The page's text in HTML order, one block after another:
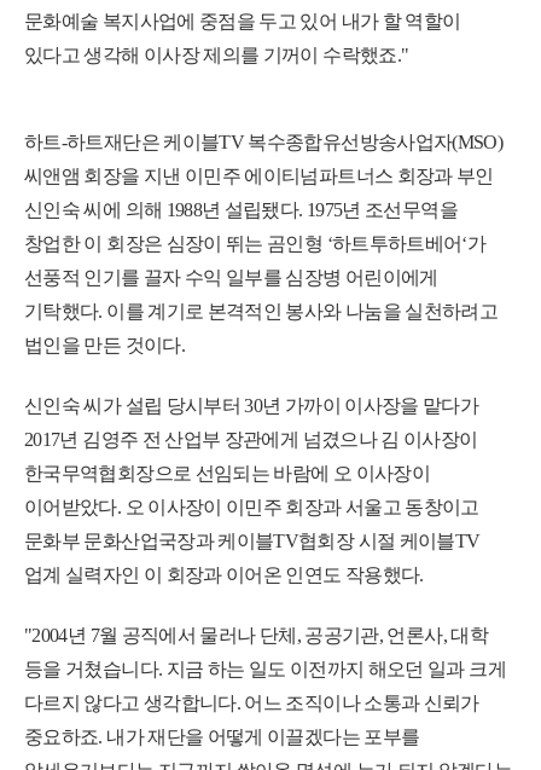
문화예술 복지사업에 중점을 두고 있어 내가 할 역할이
있다고 생각해 이사장 제의를 기꺼이 수락했죠."
하트-하트재단은 케이블TV 복수종합유선방송사업자(MSO)
씨앤앰 회장을 지낸 이민주 에이티넘파트너스 회장과 부인
신인숙 씨에 의해 1988년 설립됐다. 1975년 조선무역을
창업한 이 회장은 심장이 뛰는 곰인형 ‘하트투하트베어‘가
선풍적 인기를 끌자 수익 일부를 심장병 어린이에게
기탁했다. 이를 계기로 본격적인 봉사와 나눔을 실천하려고
법인을 만든 것이다.
신인숙 씨가 설립 당시부터 30년 가까이 이사장을 맡다가
2017년 김영주 전 산업부 장관에게 넘겼으나 김 이사장이
한국무역협회장으로 선임되는 바람에 오 이사장이
이어받았다. 오 이사장이 이민주 회장과 서울고 동창이고
문화부 문화산업국장과 케이블TV협회장 시절 케이블TV
업계 실력자인 이 회장과 이어온 인연도 작용했다.
"2004년 7월 공직에서 물러나 단체, 공공기관, 언론사, 대학
등을 거쳤습니다. 지금 하는 일도 이전까지 해오던 일과 크게
다르지 않다고 생각합니다. 어느 조직이나 소통과 신뢰가
중요하죠. 내가 재단을 어떻게 이끌겠다는 포부를